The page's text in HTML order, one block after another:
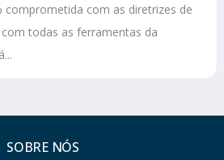
comprometida com as diretrizes de
com todas as ferramentas da
SOBRE NÓS